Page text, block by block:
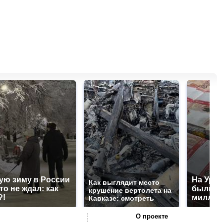
зиму в России
не ждал: как
Как выглядит место
крушение вертолета на
Кавказе: смотреть
На
были
О проекте